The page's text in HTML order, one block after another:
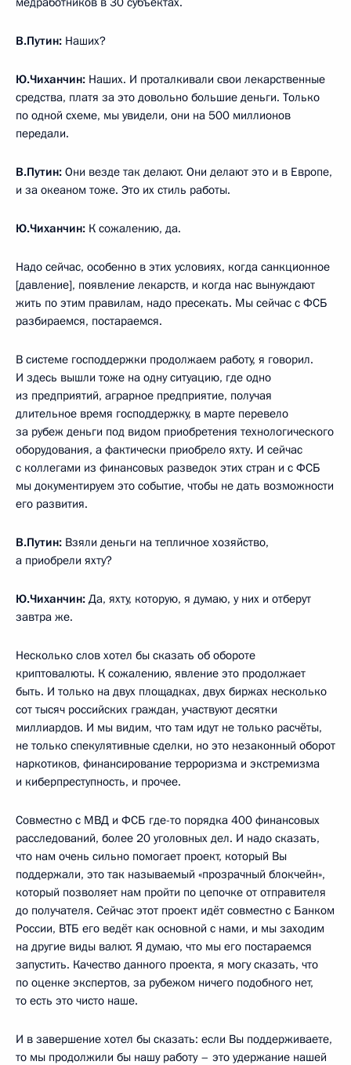
В.Путин: Наших?
Ю.Чиханчин: Наших. И проталкивали свои лекарственные
средства, платя за это довольно большие деньги. Только
по одной схеме, мы увидели, они на 500 миллионов
передали.
В.Путин: Они везде так делают. Они делают это и в Европе,
и за океаном тоже. Это их стиль работы.
Ю.Чиханчин: К сожалению, да.
Надо сейчас, особенно в этих условиях, когда санкционное
[давление], появление лекарств, и когда нас вынуждают
жить по этим правилам, надо пресекать. Мы сейчас с ФСБ
разбираемся, постараемся.
В системе господдержки продолжаем работу, я говорил.
И здесь вышли тоже на одну ситуацию, где одно
из предприятий, аграрное предприятие, получая
длительное время господдержку, в марте перевело
за рубеж деньги под видом приобретения технологического
оборудования, а фактически приобрело яхту. И сейчас
с коллегами из финансовых разведок этих стран и с ФСБ
мы документируем это событие, чтобы не дать возможности
его развития.
В.Путин: Взяли деньги на тепличное хозяйство,
а приобрели яхту?
Ю.Чиханчин: Да, яхту, которую, я думаю, у них и отберут
завтра же.
Несколько слов хотел бы сказать об обороте
криптовалюты. К сожалению, явление это продолжает
быть. И только на двух площадках, двух биржах несколько
сот тысяч российских граждан, участвуют десятки
миллиардов. И мы видим, что там идут не только расчёты,
не только спекулятивные сделки, но это незаконный оборот
наркотиков, финансирование терроризма и экстремизма
и киберпреступность, и прочее.
Совместно с МВД и ФСБ где-то порядка 400 финансовых
расследований, более 20 уголовных дел. И надо сказать,
что нам очень сильно помогает проект, который Вы
поддержали, это так называемый «прозрачный блокчейн»,
который позволяет нам пройти по цепочке от отправителя
до получателя. Сейчас этот проект идёт совместно с Банком
России, ВТБ его ведёт как основной с нами, и мы заходим
на другие виды валют. Я думаю, что мы его постараемся
запустить. Качество данного проекта, я могу сказать, что
по оценке экспертов, за рубежом ничего подобного нет,
то есть это чисто наше.
И в завершение хотел бы сказать: если Вы поддерживаете,
то мы продолжили бы нашу работу – это удержание нашей